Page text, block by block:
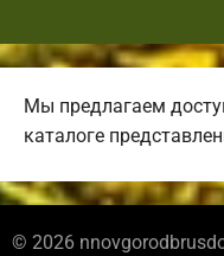
Мы предлагаем
каталоге
© 2026